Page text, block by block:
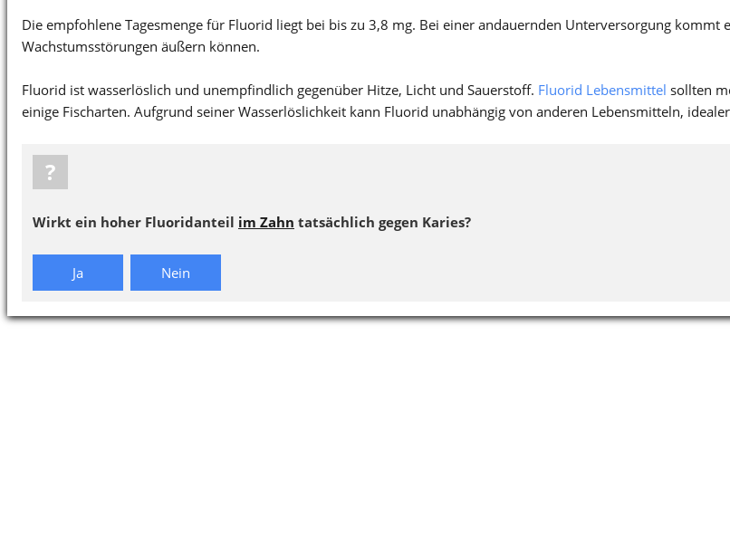
Die empfohlene Tagesmenge für Fluorid liegt bei bis zu 3,8 mg. Bei einer andauernden Unterversorgung kommt
Wachstumsstörungen äußern können.
Fluorid ist wasserlöslich und unempfindlich gegenüber Hitze, Licht und Sauerstoff. Fluorid Lebensmittel sollten
einige Fischarten. Aufgrund seiner Wasserlöslichkeit kann Fluorid unabhängig von anderen Lebensmitteln,
?
Wirkt ein hoher Fluoridanteil im Zahn tatsächlich gegen Karies?
Ja Nein